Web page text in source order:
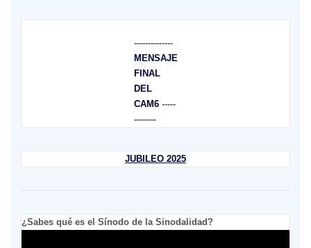
--------------
MENSAJE
FINAL
DEL
CAM6-----
--------
JUBILEO 2025
¿Sabes qué es el Sínodo de la Sinodalidad?